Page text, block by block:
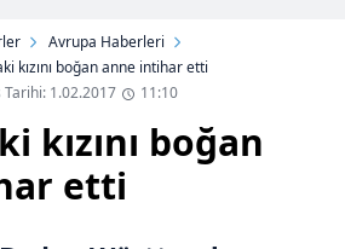
Avrupa Haberleri
kızını boğan anne intihar etti
Tarihi: 1.02.2017
11:10
kızını boğan
etti